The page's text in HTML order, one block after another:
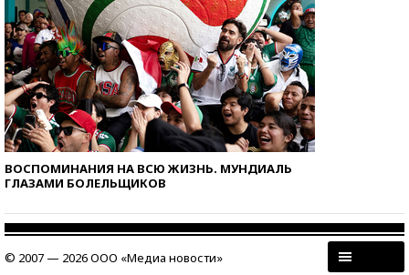
ВОСПОМИНАНИЯ НА ВСЮ ЖИЗНЬ. МУНДИАЛЬ
ГЛАЗАМИ БОЛЕЛЬЩИКОВ
© 2007 — 2026 ООО «Медиа новости»